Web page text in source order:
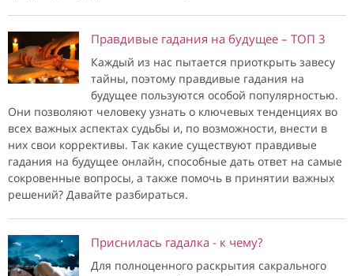
Правдивые гадания на будущее – ТОП 3
Каждый из нас пытается приоткрыть завесу
тайны, поэтому правдивые гадания на
будущее пользуются особой популярностью.
Они позволяют человеку узнать о ключевых тенденциях во
всех важных аспектах судьбы и, по возможности, внести в
них свои коррективы. Так какие существуют правдивые
гадания на будущее онлайн, способные дать ответ на самые
сокровенные вопросы, а также помочь в принятии важных
решений? Давайте разбираться.
Приснилась гадалка - к чему?
Для полноценного раскрытия сакрального